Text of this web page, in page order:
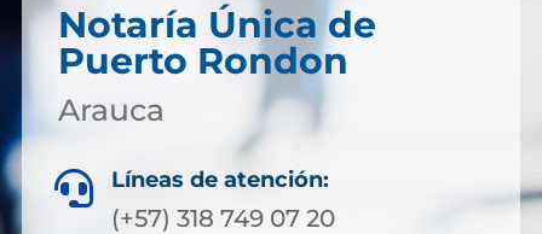
Notaría Única de
Puerto Rondon
Arauca
 Líneas de atención:
(+57) 318 749 07 20